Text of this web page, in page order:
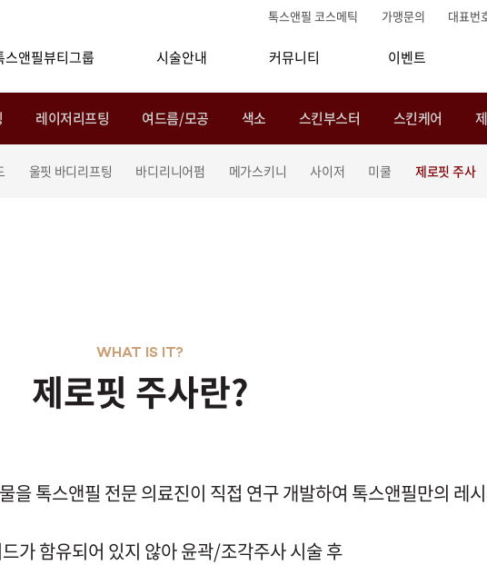
톡스앤필 코스메틱 가맹문의 대표번
스앤필뷰티그룹 시술안내 커뮤니티 이벤트
레이저리프팅 여드름/모공 색소 스킨부스터 스킨케어
울핏 바디리프팅 바디리니어펌 메가스키니 사이저 미쿨 제로핏 주사
제로핏 주사란?
WHAT IS IT?
을 톡스앤필 전문 의료진이 직접 연구 개발하여 톡스앤필만의 레
가 함유되어 있지 않아 윤곽/조각주사 시술 후